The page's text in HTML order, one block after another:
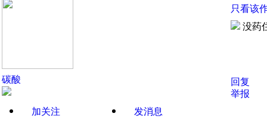
碳酸
加关注 发消息
只看该
没药
回复
举报